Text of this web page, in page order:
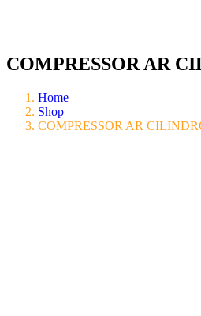
COMPRESSOR AR
Home
Shop
COMPRESSOR AR